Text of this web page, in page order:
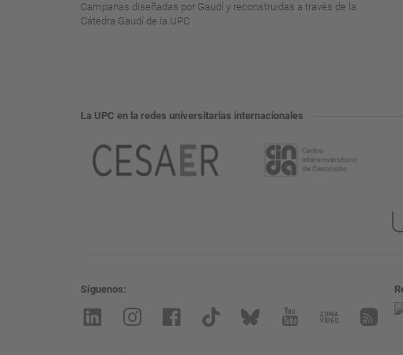
Campanas diseñadas por Gaudí y reconstruidas a través de la
Cátedra Gaudí de la UPC
La UPC en la redes universitarias internacionales
Síguenos